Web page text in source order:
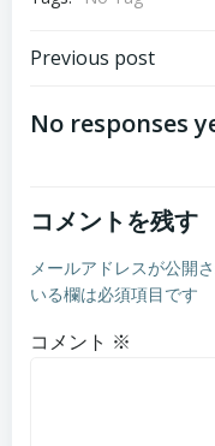
Post
Previous post
No responses
コメントを残す
メールアドレスが公開
いる欄は必須項目です
コメント ※